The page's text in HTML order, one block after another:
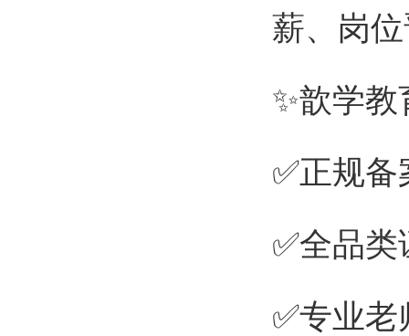
薪、岗
✨歆学
✅正规
✅全品
✅专业